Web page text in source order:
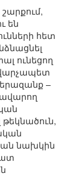
են
հետ
ունեցող
–
նախկին